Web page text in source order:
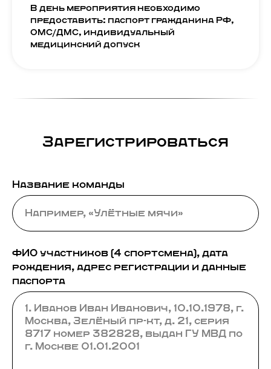
В день мероприятия необходимо
предоставить: паспорт гражданина РФ,
ОМС/ДМС, индивидуальный
медицинский допуск
Зарегистрироваться
Название команды
ФИО участников (4 спортсмена), дата
рождения, адрес регистрации и данные
паспорта